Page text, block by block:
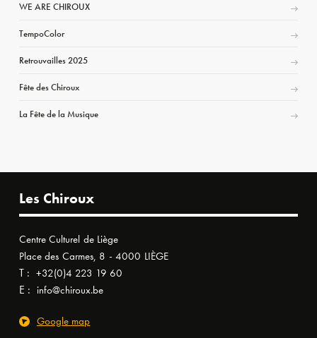
WE ARE CHIROUX
TempoColor
Retrouvailles 2025
Fête des Chiroux
La Fête de la Musique
Les Chiroux
Centre Culturel de Liège
Place des Carmes, 8 - 4000 LIÈGE
T : +32(0)4 223 19 60
E : info@chiroux.be
Google map